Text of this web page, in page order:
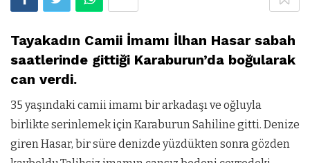
Tayakadın Camii İmamı İlhan Hasar sabah
saatlerinde gittiği Karaburun’da boğularak
can verdi.
35 yaşındaki camii imamı bir arkadaşı ve oğluyla
birlikte serinlemek için Karaburun Sahiline gitti. Denize
giren Hasar, bir süre denizde yüzdükten sonra gözden